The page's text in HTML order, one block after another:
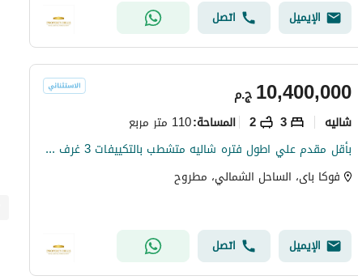
الإيميل اتصل
ج.م10,400,000
شاليه 3
2 المساحة:110 متر مربع
بأقل مقدم علي اطول فتره شاليه متشطب بالتكييفات 3 غرف في الساحل علي البحر في فوكا باي بجوار ماوتن فيو
فوكا باى، الساحل الشمالي، مطروح
الإيميل اتصل